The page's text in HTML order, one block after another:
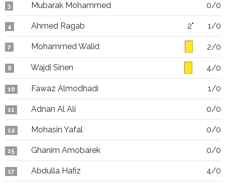
3 Mubarak Mohammed 0/0
4 Ahmed Ragab 2" 1/0
7 Mohammed Walid 2/0
8 Wajdi Sinen 4/0
10 Fawaz Almodhadi 1/0
11 Adnan Al Ali 0/0
12 Mohasin Yafal 0/0
15 Ghanim Amobarek 0/0
17 Abdulla Hafiz 4/0